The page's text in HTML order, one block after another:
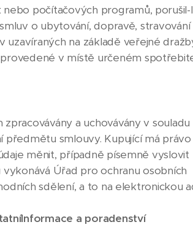
počítačových programů, porušil-
o ubytování, dopravě,
na základě veřejné
v místě určeném
a uchovávány v souladu
předmětu smlouvy. Kupující má
měnit, případně písemně vyslovit
vykonává Úřad pro ochranu osobních
sdělení, a to na elektronickou
Informace a poradenství